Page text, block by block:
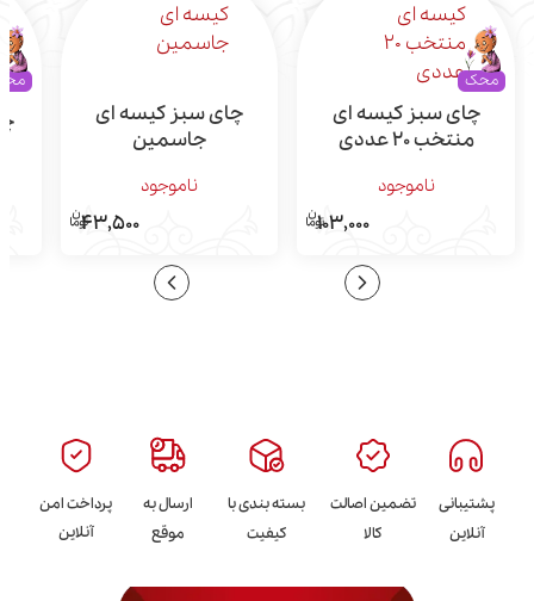
محک
چای سبز کیسه ای
منتخب 20 عددی
ناموجود
103,000
چای سبز کیسه ای
جاسمین
ناموجود
43,500
پشتیبانی
آنلاین
تضمین اصالت
کالا
بسته بندی با
کیفیت
ارسال به
موقع
پرداخت امن
آنلاین